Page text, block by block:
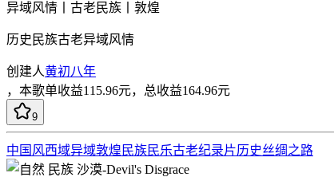
异域风情丨古老民族丨敦煌
历史民族古老异域风情
创建人黄初八年
， 本歌单收益115.96元，总收益164.96元
9
中国风西域异域敦煌 民族民乐古老纪录片历史丝绸之路